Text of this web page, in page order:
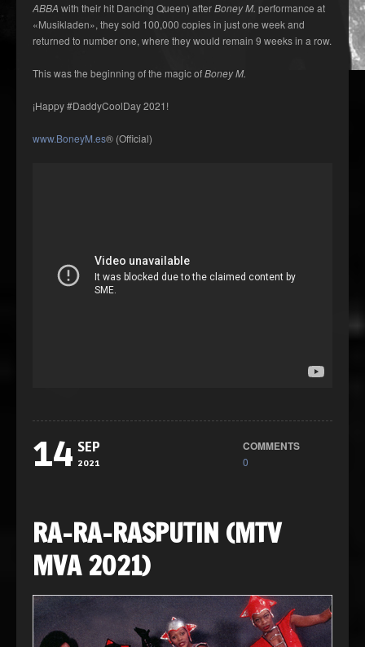
ABBA with their hit Dancing Queen) afterBoney M. performance at
«Musikladen», they sold 100,000 copies in just one week and
returned to number one, where they would remain 9 weeks in a row.
This was the beginning of the magic ofBoney M.
¡Happy #DaddyCoolDay 2021!
www.BoneyM.es® (Official)
14 SEP
2021
COMMENTS
0
RA-RA-RASPUTIN (MTV
MVA 2021)